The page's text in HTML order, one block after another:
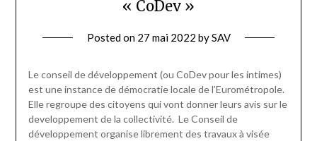
« CoDev »
Posted on 27 mai 2022 bySAV
Le conseil de développement (ou CoDev pour les intimes)
est une instance de démocratie locale de l’Eurométropole.
Elle regroupe des citoyens qui vont donner leurs avis sur le
developpement de la collectivité. Le Conseil de
développement organise librement des travaux à visée